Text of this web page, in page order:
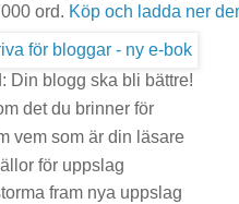
ord. Köp och ladda ner
Din blogg ska bli bättre!
det du brinner för
vem som är din läsare
för uppslag
fram nya uppslag